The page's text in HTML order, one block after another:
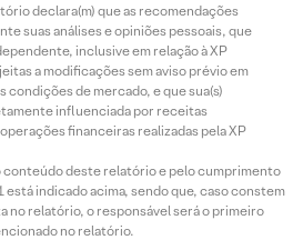
declara(m) que as recomendações
suas análises e opiniões pessoais, que
inclusive em relação à XP
a modificações sem aviso prévio em
de mercado, e que sua(s)
influenciada por receitas
financeiras realizadas pela XP
conteúdo deste relatório e pelo cumprimento
está indicado acima, sendo que, caso constem
no relatório, o responsável será o primeiro
no relatório.